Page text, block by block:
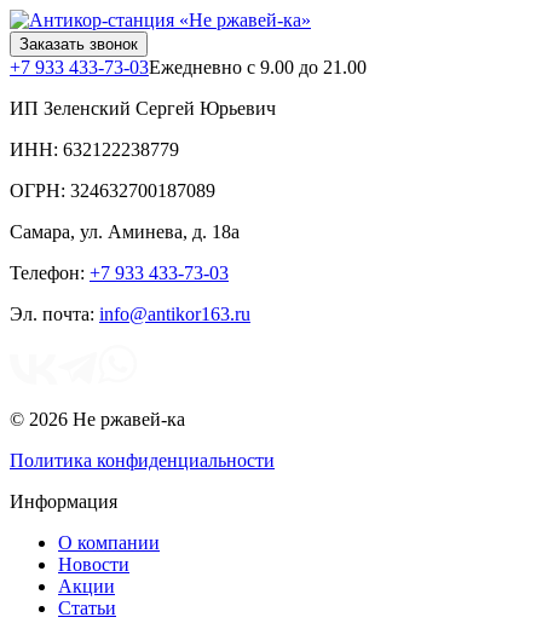
Заказать звонок
+7 933 433-73-03Ежедневно с 9.00 до 21.00
ИП Зеленский Сергей Юрьевич
ИНН: 632122238779
ОГРН: 324632700187089
Самара, ул. Аминева, д. 18а
Телефон: +7 933 433-73-03
Эл. почта: info@antikor163.ru
© 2026 Не ржавей-ка
Политика конфиденциальности
Информация
О компании
Новости
Акции
Статьи